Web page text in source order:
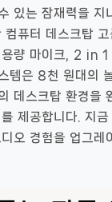
있는 잠재력을 지
컴퓨터 데스크탑
량 마이크, 2 in 1
템은 8천 원대의
데스크탑 환경을
제공합니다. 지
오 경험을 업그레